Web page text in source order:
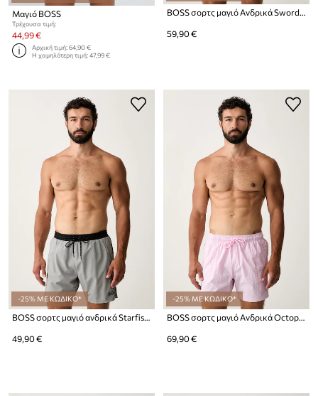
Μαγιό BOSS
Τρέχουσα τιμή:
44,99 €
Αρχική τιμή:64,90 €
Η χαμηλότερη τιμή:47,99 €
BOSS σορτς μαγιό Ανδρικά Swordfish
59,90 €
-25% ΜΕ ΚΩΔΙΚΟ*
BOSS σορτς μαγιό ανδρικά Starfish
49,90 €
-25% ΜΕ ΚΩΔΙΚΟ*
BOSS σορτς μαγιό Ανδρικά Octopus
69,90 €